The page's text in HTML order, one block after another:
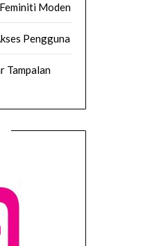
Moden
Pengguna
Tampalan